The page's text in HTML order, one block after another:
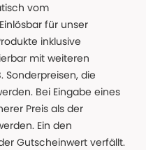
vom
für unser
inklusive
mit weiteren
Sonderpreisen, die
Bei Eingabe eines
Preis als der
Ein den
Gutscheinwert verfällt.